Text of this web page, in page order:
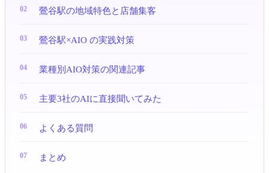
鶯谷駅の地域特色と店舗集客
鶯谷駅×AIO の実践対策
業種別AIO対策の関連記事
主要3社のAIに直接聞いてみた
よくある質問
まとめ